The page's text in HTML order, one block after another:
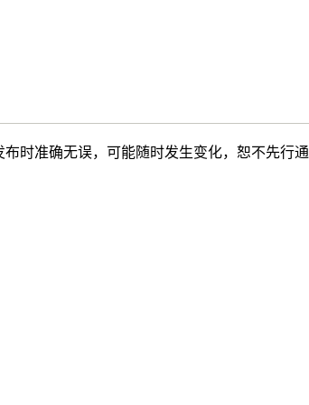
时准确无误，可能随时发生变化，恕不先行通